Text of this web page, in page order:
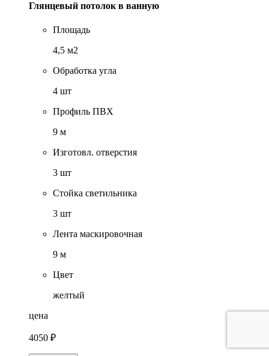
Глянцевый потолок в ванную
Площадь
4,5 м2
Обработка угла
4 шт
Профиль ПВХ
9 м
Изготовл. отверстия
3 шт
Стойка светильника
3 шт
Лента маскировочная
9 м
Цвет
желтый
цена
4050 ₽